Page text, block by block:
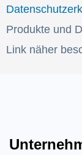
Produkte und
Link näher